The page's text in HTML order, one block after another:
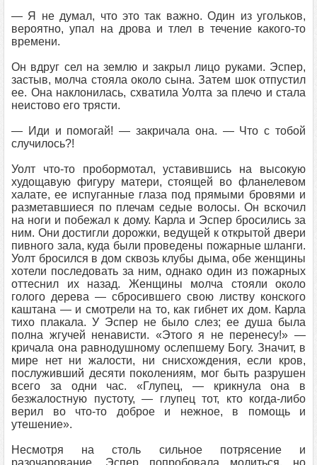
— Я не думал, что это так важно. Один из угольков,
вероятно, упал на дрова и тлел в течение какого-то
времени.
Он вдруг сел на землю и закрыл лицо руками. Эспер,
застыв, молча стояла около сына. Затем шок отпустил
ее. Она наклонилась, схватила Уолта за плечо и стала
неистово его трясти.
— Иди и помогай! — закричала она. — Что с тобой
случилось?!
Уолт что-то пробормотал, уставившись на высокую
худощавую фигуру матери, стоящей во фланелевом
халате, ее испуганные глаза под прямыми бровями и
разметавшиеся по плечам седые волосы. Он вскочил
на ноги и побежал к дому. Карла и Эспер бросились за
ним. Они достигли дорожки, ведущей к открытой двери
пивного зала, куда были проведены пожарные шланги.
Уолт бросился в дом сквозь клубы дыма, обе женщины
хотели последовать за ним, однако один из пожарных
оттеснил их назад. Женщины молча стояли около
голого дерева — сбросившего свою листву конского
каштана — и смотрели на то, как гибнет их дом. Карла
тихо плакала. У Эспер не было слез; ее душа была
полна жгучей ненависти. «Этого я не перенесу!» —
кричала она равнодушному ослепшему Богу. Значит, в
мире нет ни жалости, ни снисхождения, если кров,
послуживший десяти поколениям, мог быть разрушен
всего за одни час. «Глупец, — крикнула она в
безжалостную пустоту, — глупец тот, кто когда-либо
верил во что-то доброе и нежное, в помощь и
утешение».
Несмотря на столь сильное потрясение и
разочарование, Эспер попробовала молиться, но